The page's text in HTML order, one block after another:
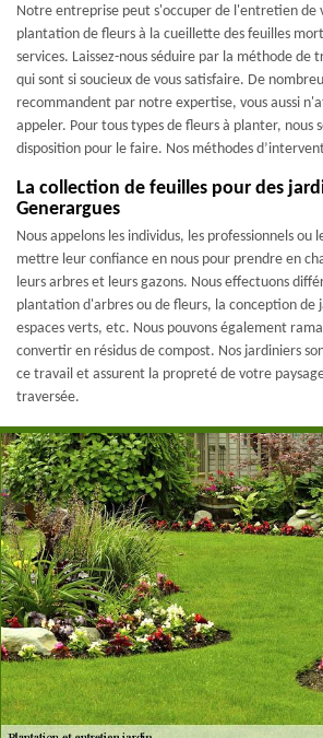
Notre entreprise peut s'occuper de l'entretien de
plantation de fleurs à la cueillette des feuilles
services. Laissez-nous séduire par la méthode de
qui sont si soucieux de vous satisfaire. De
recommandent par notre expertise, vous aussi
appeler. Pour tous types de fleurs à planter, nous
disposition pour le faire. Nos méthodes
La collection de feuilles pour des
Generargues
Nous appelons les individus, les professionnels ou
mettre leur confiance en nous pour prendre en
leurs arbres et leurs gazons. Nous effectuons
plantation d'arbres ou de fleurs, la conception de
espaces verts, etc. Nous pouvons également
convertir en résidus de compost. Nos jardiniers
ce travail et assurent la propreté de votre
traversée.